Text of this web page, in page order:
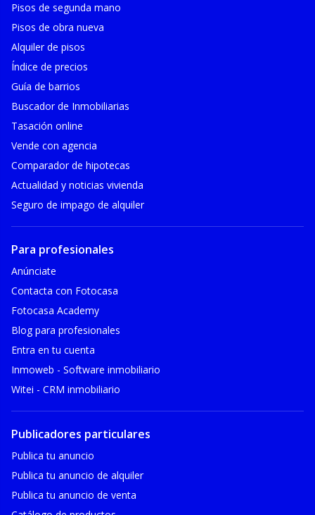
Pisos de segunda mano
Pisos de obra nueva
Alquiler de pisos
Índice de precios
Guía de barrios
Buscador de Inmobiliarias
Tasación online
Vende con agencia
Comparador de hipotecas
Actualidad y noticias vivienda
Seguro de impago de alquiler
Para profesionales
Anúnciate
Contacta con Fotocasa
Fotocasa Academy
Blog para profesionales
Entra en tu cuenta
Inmoweb - Software inmobiliario
Witei - CRM inmobiliario
Publicadores particulares
Publica tu anuncio
Publica tu anuncio de alquiler
Publica tu anuncio de venta